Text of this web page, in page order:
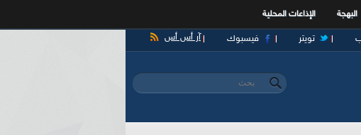
البهجة الإذاعات المحلية
آر أس أس فيسبوك تويتر
استمارة البحث
‏بحث ‏